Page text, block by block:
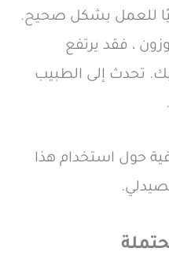
للعمل بشكل صحيح.
، فقد يرتفع
تحدث إلى الطبيب
حول استخدام هذا